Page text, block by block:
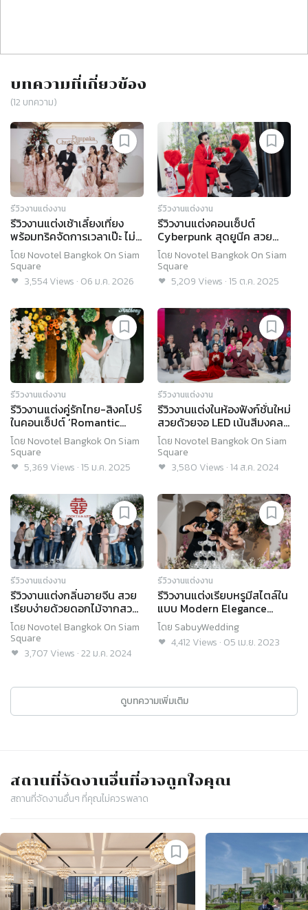
บทความที่เกี่ยวข้อง
(12 บทความ)
รีวิวงานแต่งงาน
รีวิวงานแต่งเช้าเลี้ยงเที่ยง
พร้อมทริคจัดการเวลาเป๊ะ ไม่
ต้องรีบ @ Novotel Bangkok
on Siam Square
โดย Novotel Bangkok On Siam
Square
3,554Views · 06 ม.ค. 2026
รีวิวงานแต่งงาน
รีวิวงานแต่งคอนเซ็ปต์
Cyberpunk สุดยูนีค สวย
พีคกิมมิกเพียบ @ Novotel
Bangkok On Siam Square
โดย Novotel Bangkok On Siam
Square
5,209 Views ·15 ต.ค. 2025
รีวิวงานแต่งงาน
รีวิวงานแต่งคู่รักไทย-สิงคโปร์
ในคอนเซ็ปต์ ‘Romantic
Wood’ @Novotel Bangkok
on Siam Square
โดย Novotel Bangkok On Siam
Square
5,369 Views ·15 ม.ค. 2025
รีวิวงานแต่งงาน
รีวิวงานแต่งในห้องฟังก์ชั่นใหม่
สวยด้วยจอ LED เน้นสีมงคล
ถูกใจแขก @Novotel
Bangkok on Siam Square
โดย Novotel Bangkok On Siam
Square
3,580 Views ·14 ส.ค. 2024
รีวิวงานแต่งงาน
รีวิวงานแต่งกลิ่นอายจีน สวย
เรียบง่ายด้วยดอกไม้จากสวน
ของตัวเอง @Novotel
Bangkok on Siam Square
โดย Novotel Bangkok On Siam
Square
3,707 Views ·22 ม.ค. 2024
รีวิวงานแต่งงาน
รีวิวงานแต่งเรียบหรูมีสไตล์ใน
แบบ Modern Elegance
@Novotel Bangkok On
Siam Square
โดย SabuyWedding
4,412 Views · 05 เม.ย. 2023
ดูบทความเพิ่มเติม
สถานที่จัดงานอื่นที่อาจถูกใจคุณ
สถานที่จัดงานอื่นๆ ที่คุณไม่ควรพลาด
Slide 1 of 4